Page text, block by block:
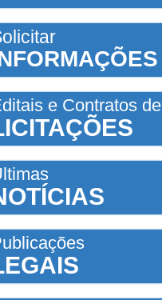
e Contratos de